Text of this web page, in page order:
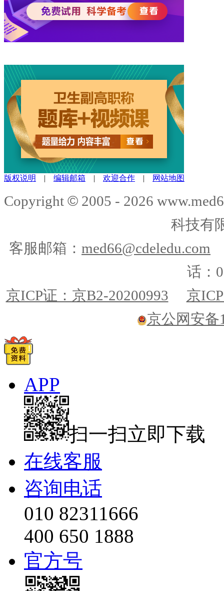
版权说明 | 编辑邮箱 | 欢迎合作 | 网站地图
Copyright © 2005 - 2026
科技有
客服邮箱： med66@cdeledu.com
话：
京ICP证：京B2-20200993
京
京公网安备
APP
扫一扫立即下载
在线客服
咨询电话
010 82311666
400 650 1888
官方号